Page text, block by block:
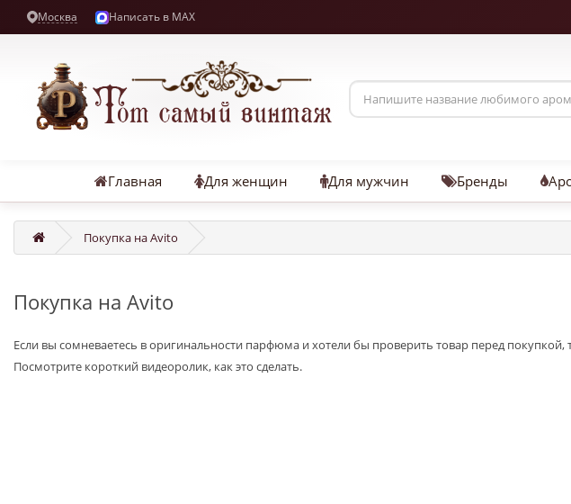
Москва Написать в MAX
Главная Для женщин Для мужчин Бренды
Покупка на Avito
Покупка на Avito
Если вы сомневаетесь в оригинальности парфюма и хотели бы проверить товар перед
Посмотрите короткий видеоролик, как это сделать.